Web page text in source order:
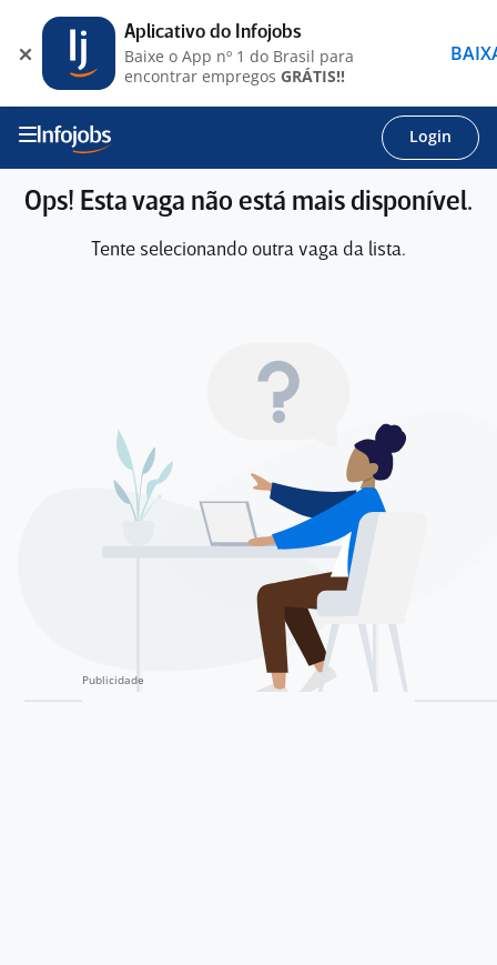
Login
Ops! Esta vaga não está mais disponível.
Tente selecionando outra vaga da lista.
Aplicativo do Infojobs
Baixe o App nº 1 do Brasil para
encontrar empregos GRÁTIS!!